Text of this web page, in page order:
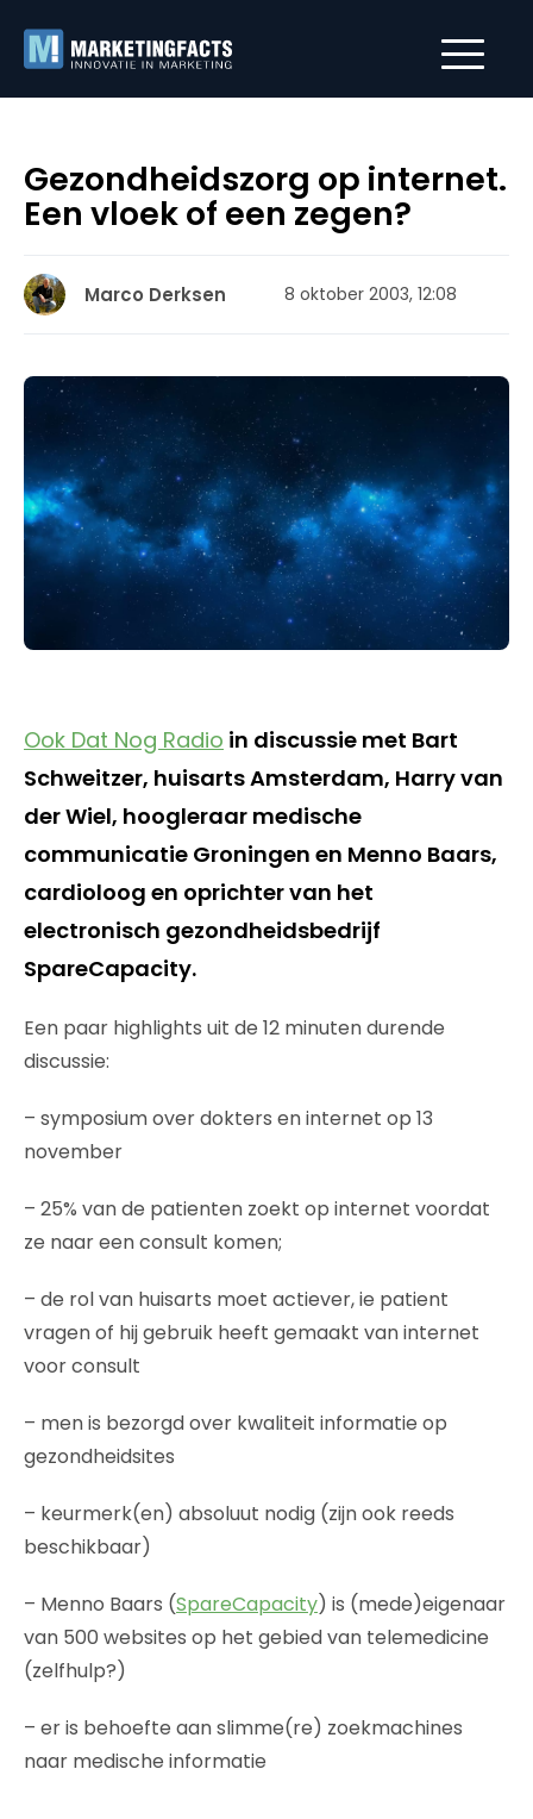
Gezondheidszorg op internet.
Een vloek of een zegen?
Marco Derksen 8 oktober 2003, 12:08
Ook Dat Nog Radio in discussie met Bart
Schweitzer, huisarts Amsterdam, Harry van
der Wiel, hoogleraar medische
communicatie Groningen en Menno Baars,
cardioloog en oprichter van het
electronisch gezondheidsbedrijf
SpareCapacity.
Een paar highlights uit de 12 minuten durende
discussie:
– symposium over dokters en internet op 13
november
– 25% van de patienten zoekt op internet voordat
ze naar een consult komen;
– de rol van huisarts moet actiever, ie patient
vragen of hij gebruik heeft gemaakt van internet
voor consult
– men is bezorgd over kwaliteit informatie op
gezondheidsites
– keurmerk(en) absoluut nodig (zijn ook reeds
beschikbaar)
– Menno Baars (SpareCapacity) is (mede)eigenaar
van 500 websites op het gebied van telemedicine
(zelfhulp?)
– er is behoefte aan slimme(re) zoekmachines
naar medische informatie